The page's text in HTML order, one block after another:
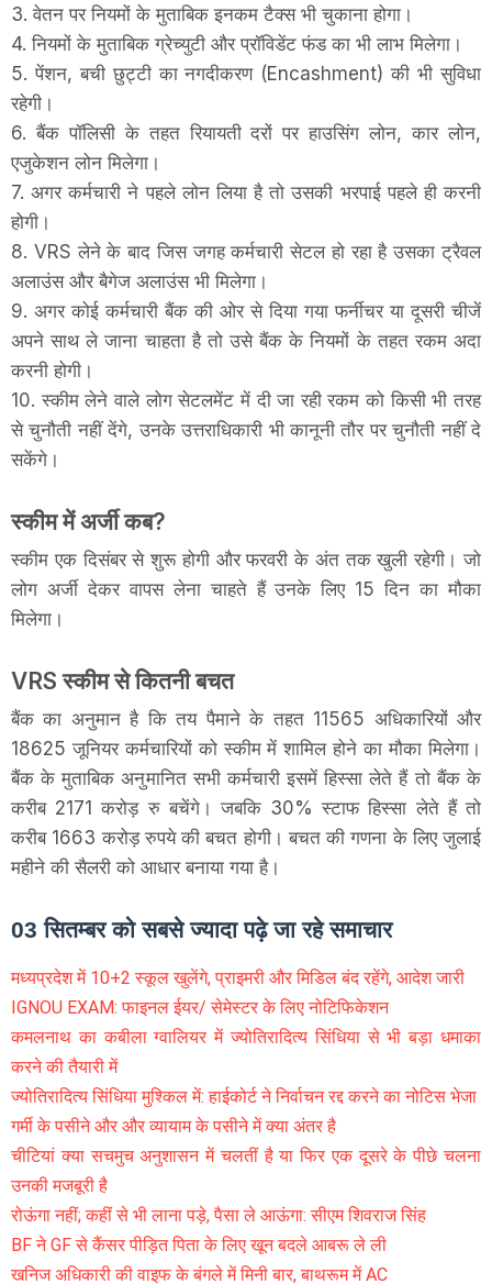
3. वेतन पर नियमों के मुताबिक इनकम टैक्स भी चुकाना होगा।
4. नियमों के मुताबिक ग्रेच्युटी और प्रॉविडेंट फंड का भी लाभ मिलेगा।
5. पेंशन, बची छुट्टी का नगदीकरण (Encashment) की भी सुविधा
रहेगी।
6. बैंक पॉलिसी के तहत रियायती दरों पर हाउसिंग लोन, कार लोन,
एजुकेशन लोन मिलेगा।
7. अगर कर्मचारी ने पहले लोन लिया है तो उसकी भरपाई पहले ही करनी
होगी।
8. VRS लेने के बाद जिस जगह कर्मचारी सेटल हो रहा है उसका ट्रैवल
अलाउंस और बैगेज अलाउंस भी मिलेगा।
9. अगर कोई कर्मचारी बैंक की ओर से दिया गया फर्नीचर या दूसरी चीजें
अपने साथ ले जाना चाहता है तो उसे बैंक के नियमों के तहत रकम अदा
करनी होगी।
10. स्कीम लेने वाले लोग सेटलमेंट में दी जा रही रकम को किसी भी तरह
से चुनौती नहीं देंगे, उनके उत्तराधिकारी भी कानूनी तौर पर चुनौती नहीं दे
सकेंगे।
स्कीम में अर्जी कब?
स्कीम एक दिसंबर से शुरू होगी और फरवरी के अंत तक खुली रहेगी। जो
लोग अर्जी देकर वापस लेना चाहते हैं उनके लिए 15 दिन का मौका
मिलेगा।
VRS स्कीम से कितनी बचत
बैंक का अनुमान है कि तय पैमाने के तहत 11565 अधिकारियों और
18625 जूनियर कर्मचारियों को स्कीम में शामिल होने का मौका मिलेगा।
बैंक के मुताबिक अनुमानित सभी कर्मचारी इसमें हिस्सा लेते हैं तो बैंक के
करीब 2171 करोड़ रु बचेंगे। जबकि 30% स्टाफ हिस्सा लेते हैं तो
करीब 1663 करोड़ रुपये की बचत होगी। बचत की गणना के लिए जुलाई
महीने की सैलरी को आधार बनाया गया है।
03 सितम्बर को सबसे ज्यादा पढ़े जा रहे समाचार
मध्यप्रदेश में 10+2 स्कूल खुलेंगे, प्राइमरी और मिडिल बंद रहेंगे, आदेश जारी
IGNOU EXAM: फाइनल ईयर/ सेमेस्टर के लिए नोटिफिकेशन
कमलनाथ का कबीला ग्वालियर में ज्योतिरादित्य सिंधिया से भी बड़ा धमाका
करने की तैयारी में
ज्योतिरादित्य सिंधिया मुश्किल में: हाईकोर्ट ने निर्वाचन रद्द करने का नोटिस भेजा
गर्मी के पसीने और और व्यायाम के पसीने में क्या अंतर है
चीटियां क्या सचमुच अनुशासन में चलतीं है या फिर एक दूसरे के पीछे चलना
उनकी मजबूरी है
रोऊंगा नहीं; कहीं से भी लाना पड़े, पैसा ले आऊंगा: सीएम शिवराज सिंह
BF ने GF से कैंसर पीड़ित पिता के लिए खून बदले आबरू ले ली
खनिज अधिकारी की वाइफ के बंगले में मिनी बार, बाथरूम में AC